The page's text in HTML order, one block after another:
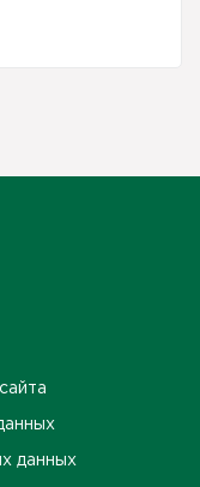
данных